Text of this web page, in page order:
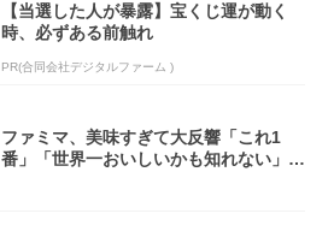
【当選した人が暴露】宝くじ運が動く
時、必ずある前触れ
PR(合同会社デジタルファーム )
ファミマ、美味すぎて大反響「これ1
番」「世界一おいしいかも知れない」